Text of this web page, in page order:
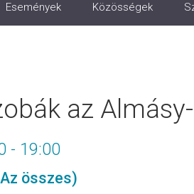
Események Közösségek
az
- 19:00
összes)